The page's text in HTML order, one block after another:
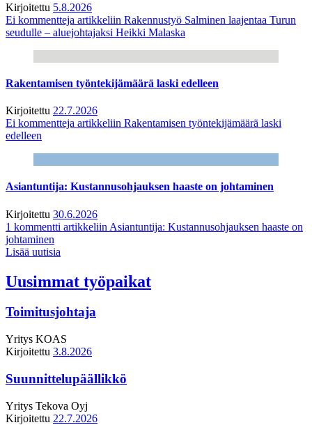
Kirjoitettu 5.8.2026
Ei kommentteja artikkeliin Rakennustyö Salminen laajentaa Turun
seudulle – aluejohtajaksi Heikki Malaska
Rakentamisen työntekijämäärä laski edelleen
Kirjoitettu 22.7.2026
Ei kommentteja artikkeliin Rakentamisen työntekijämäärä laski
edelleen
Asiantuntija: Kustannusohjauksen haaste on johtaminen
Kirjoitettu 30.6.2026
1 kommentti artikkeliin Asiantuntija: Kustannusohjauksen haaste on
johtaminen
Lisää uutisia
Uusimmat työpaikat
Toimitusjohtaja
Yritys KOAS
Kirjoitettu 3.8.2026
Suunnittelupäällikkö
Yritys Tekova Oyj
Kirjoitettu 22.7.2026